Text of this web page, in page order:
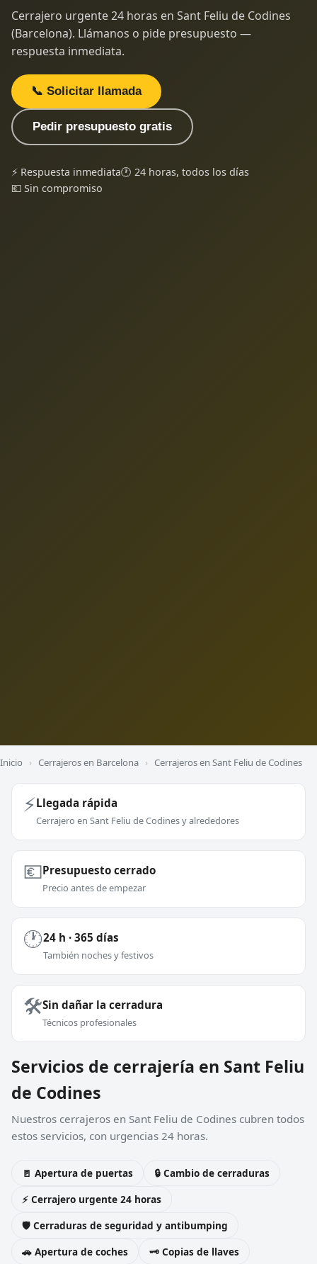
Cerrajero urgente 24 horas en Sant Feliu de Codines
(Barcelona). Llámanos o pide presupuesto —
respuesta inmediata.
📞 Solicitar llamada
Pedir presupuesto gratis
⚡ Respuesta inmediata🕐 24 horas, todos los días
💶 Sin compromiso
Inicio › Cerrajeros en Barcelona › Cerrajeros en Sant Feliu de Codines
⚡Llegada rápida
Cerrajero en Sant Feliu de Codines y alrededores
💶Presupuesto cerrado
Precio antes de empezar
🕐24 h · 365 días
También noches y festivos
🛠️Sin dañar la cerradura
Técnicos profesionales
Servicios de cerrajería en Sant Feliu
de Codines
Nuestros cerrajeros en Sant Feliu de Codines cubren todos
estos servicios, con urgencias 24 horas.
🚪 Apertura de puertas
🔒 Cambio de cerraduras
⚡ Cerrajero urgente 24 horas
🛡️ Cerraduras de seguridad y antibumping
🚗 Apertura de coches
🗝️ Copias de llaves